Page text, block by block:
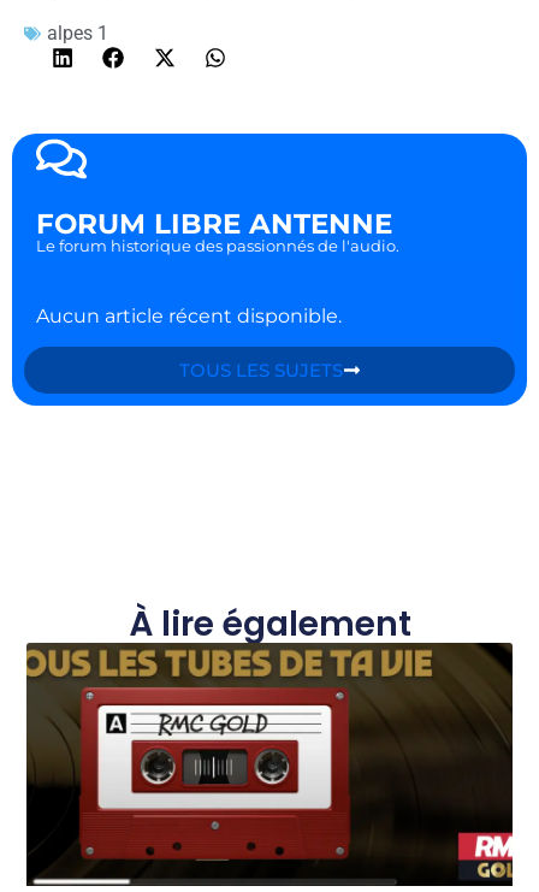
alpes 1
FORUM LIBRE ANTENNE
Le forum historique des passionnés de l'audio.
Aucun article récent disponible.
TOUS LES SUJETS
À lire également